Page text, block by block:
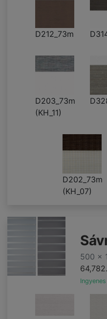
D212_73m
D203_73m
(KH_11)
D202_73m
(KH_07)
500 x